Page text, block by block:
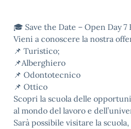
🎓 Save the Date – Open Day 7
Vieni a conoscere la nostra
📌 Turistico;
📌Alberghiero
📌 Odontotecnico
📌 Ottico
Scopri la scuola delle
al mondo del lavoro e
Sarà possibile visitare la